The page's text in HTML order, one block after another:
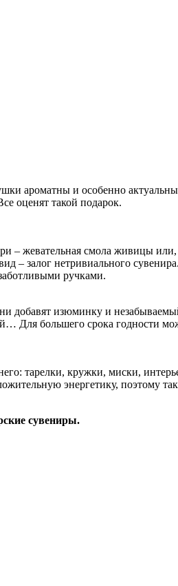
ароматны и особенно
оценят такой подарок.
– жевательная смола живицы
залог нетривиального
ручками.
добавят изюминку и
Для большего срока годности
тарелки, кружки, миски,
энергетику, поэтому